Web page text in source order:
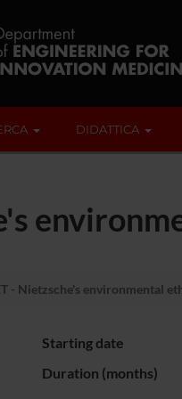
DIDATTICA
- Nietzsche's environmental
Starting date
Duration (months)